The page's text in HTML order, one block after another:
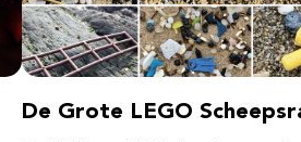
De Grote LEGO